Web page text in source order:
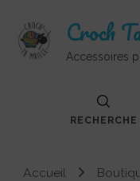
Croch
Accessoires
RECHERCHE
Accueil